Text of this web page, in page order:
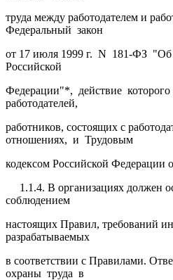
труда между работодателем и
Федеральный закон
от 17 июля 1999 г. N 181-ФЗ
Российской
Федерации"*, действие
работодателей,
работников, состоящих с
отношениях, и Трудовым
кодексом Российской Федерации
1.1.4. В организациях должен
соблюдением
настоящих Правил, требований
разрабатываемых
в соответствии с Правилами.
охраны труда в